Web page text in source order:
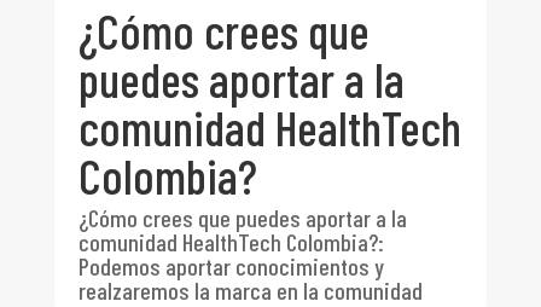
¿Cómo crees que
puedes aportar a la
comunidad HealthTech
Colombia?
¿Cómo crees que puedes aportar a la
comunidad HealthTech Colombia?:
Podemos aportar conocimientos y
realzaremos la marca en la comunidad